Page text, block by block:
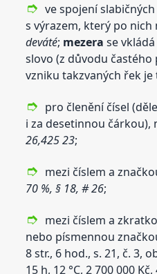
ve spojení
s výrazem, který po nich
deváté; mezera se
slovo (z důvodu
vzniku takzvaných řek
pro členění čísel
i za desetinnou
26,425 23;
mezi číslem a
70 %, § 18, # 26;
mezi číslem a
nebo písmennou
8 str., 6 hod., s. 21, č. 3,
15 h, 12 °C, 2 700 000 Kč,